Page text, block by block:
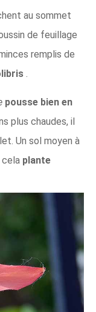
au sommet
de feuillage
remplis de
.
pousse bien en
plus chaudes, il
Un sol moyen à
cela plante